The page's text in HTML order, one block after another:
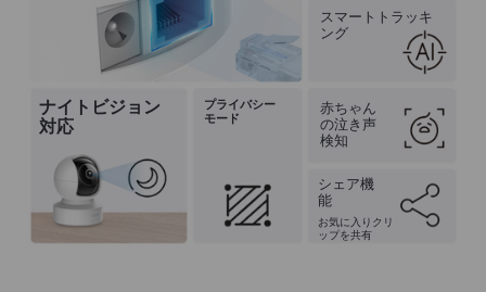
ナイトビジョン
対応
プライバシー
モード
スマートトラッキ
ング
赤ちゃん
の泣き声
検知
シェア機
能
お気に入りクリ
ップを共有